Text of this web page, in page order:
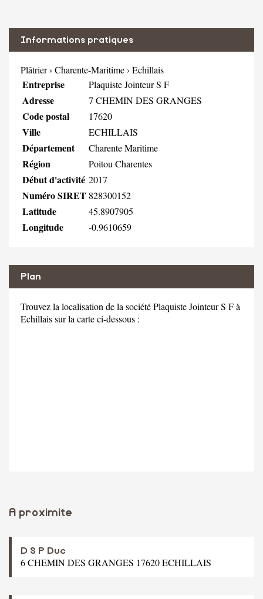
Informations pratiques
Plâtrier› Charente-Maritime› Echillais
Entreprise Plaquiste Jointeur S F
Adresse 7 CHEMIN DES GRANGES
Code postal 17620
Ville ECHILLAIS
Département Charente Maritime
Région Poitou Charentes
Début d'activité 2017
Numéro SIRET 828300152
Latitude 45.8907905
Longitude -0.9610659
Plan
Trouvez la localisation de la société Plaquiste Jointeur S F à
Echillais sur la carte ci-dessous :
A proximite
D S P Duc
6 CHEMIN DES GRANGES 17620 ECHILLAIS